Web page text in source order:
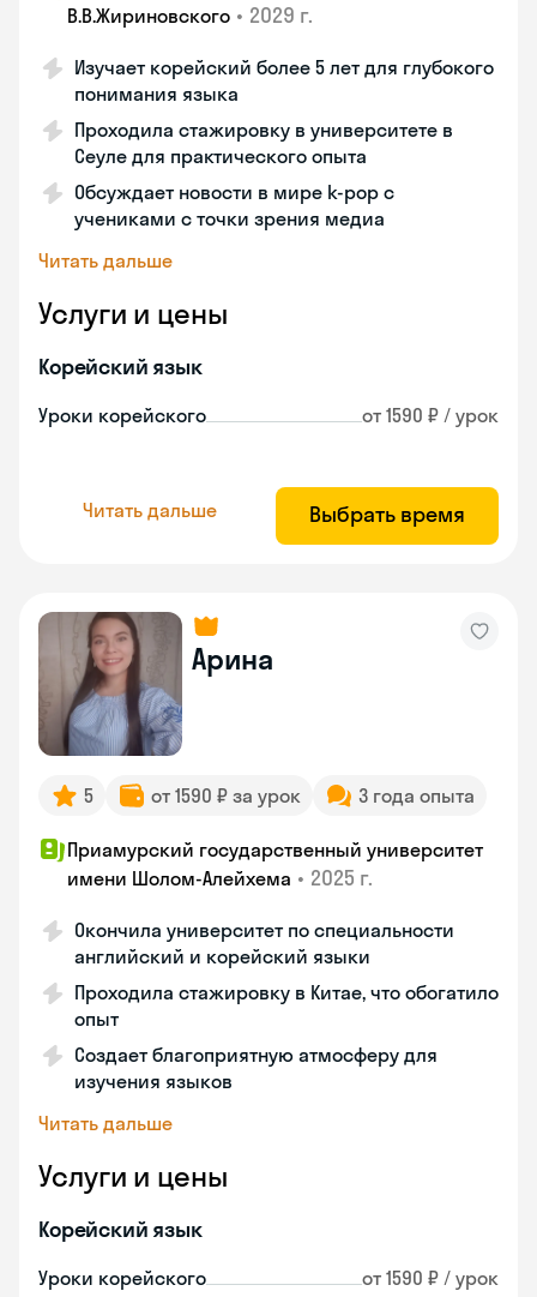
В.В.Жириновского • 2029 г.
Изучает корейский более 5 лет для глубокого
понимания языка
Проходила стажировку в университете в
Сеуле для практического опыта
Обсуждает новости в мире k-pop с
учениками с точки зрения медиа
Читать дальше
Услуги и цены
Корейский язык
Уроки корейского от 1590 ₽ / урок
Читать дальше Выбрать время
Арина
5 от 1590 ₽ за урок 3 года опыта
Приамурский государственный университет
имени Шолом-Алейхема • 2025 г.
Окончила университет по специальности
английский и корейский языки
Проходила стажировку в Китае, что обогатило
опыт
Создает благоприятную атмосферу для
изучения языков
Читать дальше
Услуги и цены
Корейский язык
Уроки корейского от 1590 ₽ / урок